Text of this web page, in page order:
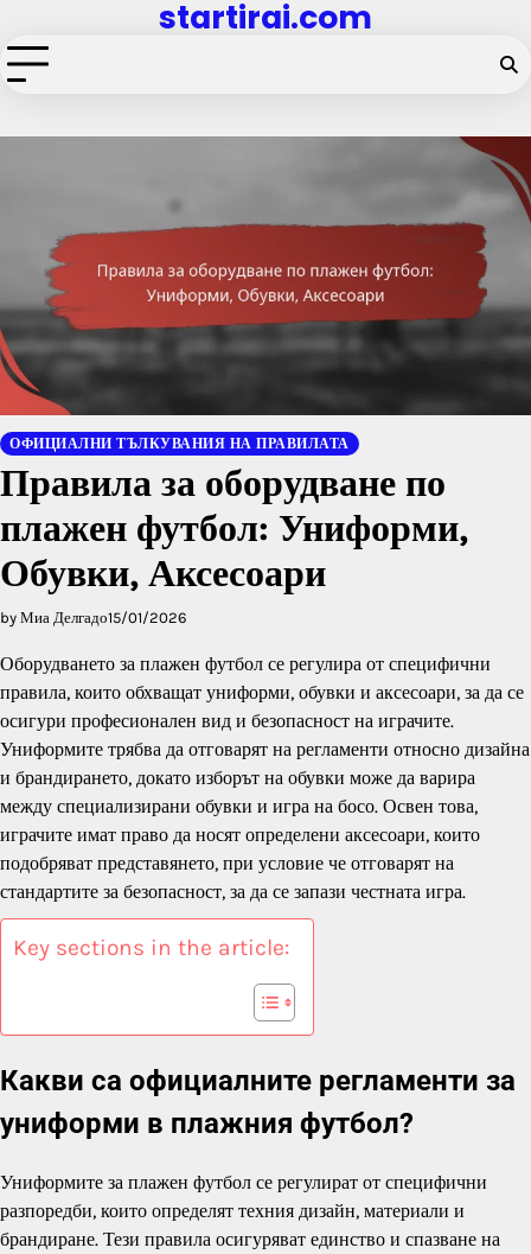
to
content
startirai.com
ОФИЦИАЛНИ ТЪЛКУВАНИЯ НА ПРАВИЛАТА
Правила за оборудване по
плажен футбол: Униформи,
Обувки, Аксесоари
by Миа Делгадо15/01/2026
Оборудването за плажен футбол се регулира от специфични
правила, които обхващат униформи, обувки и аксесоари, за да се
осигури професионален вид и безопасност на играчите.
Униформите трябва да отговарят на регламенти относно дизайна
и брандирането, докато изборът на обувки може да варира
между специализирани обувки и игра на босо. Освен това,
играчите имат право да носят определени аксесоари, които
подобряват представянето, при условие че отговарят на
стандартите за безопасност, за да се запази честната игра.
Key sections in the article:
Какви са официалните регламенти за
униформи в плажния футбол?
Униформите за плажен футбол се регулират от специфични
разпоредби, които определят техния дизайн, материали и
брандиране. Тези правила осигуряват единство и спазване на